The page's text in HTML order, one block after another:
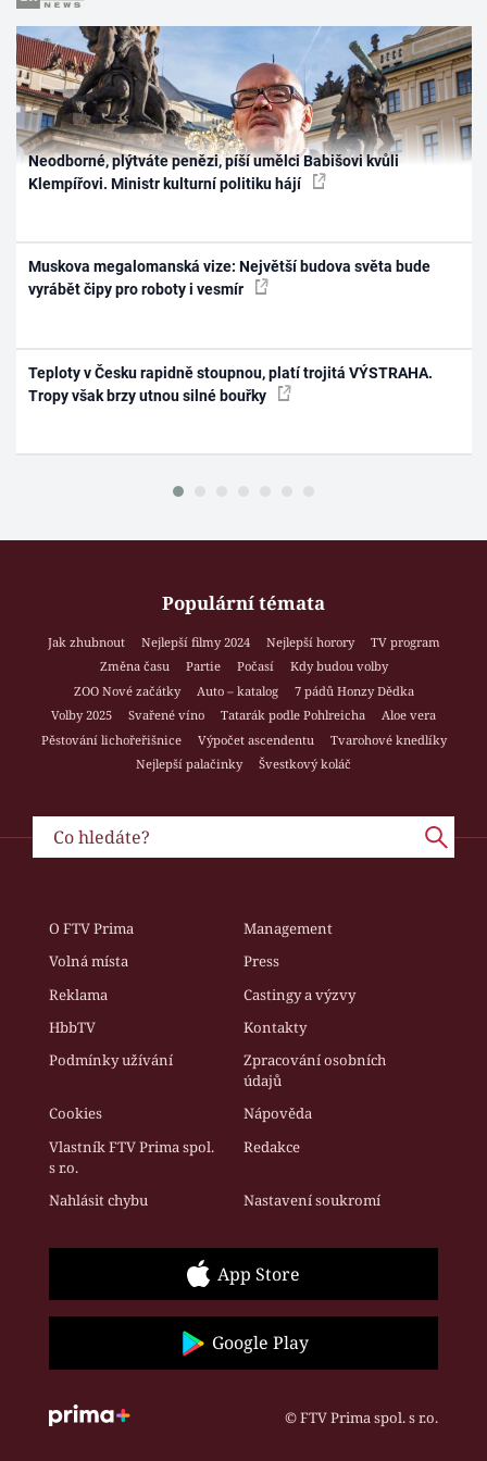
Neodborné, plýtváte penězi, píší umělci Babišovi kvůli
Klempířovi. Ministr kulturní politiku hájí
Muskova megalomanská vize: Největší budova světa bude
vyrábět čipy pro roboty i vesmír
Teploty v Česku rapidně stoupnou, platí trojitá VÝSTRAHA.
Tropy však brzy utnou silné bouřky
Populární témata
Jak zhubnout Nejlepší filmy 2024 Nejlepší horory
TV program
Změna času
Partie Počasí
Kdy budou volby
ZOO Nové začátky
Auto – katalog
7 pádů Honzy Dědka
Volby 2025
Svařené víno Tatarák podle Pohlreicha
Aloe vera
Pěstování lichořeřišnice
Výpočet ascendentu
Tvarohové knedlíky
Nejlepší palačinky
Švestkový koláč
O FTV Prima
Management
Volná místa
Press
Reklama
Castingy a výzvy
HbbTV
Kontakty
Podmínky užívání
Zpracování osobních
údajů
Cookies
Nápověda
Vlastník FTV Prima spol.
s r.o.
Redakce
Nahlásit chybu Nastavení soukromí
App Store
Google Play
© FTV Prima spol. s r.o.